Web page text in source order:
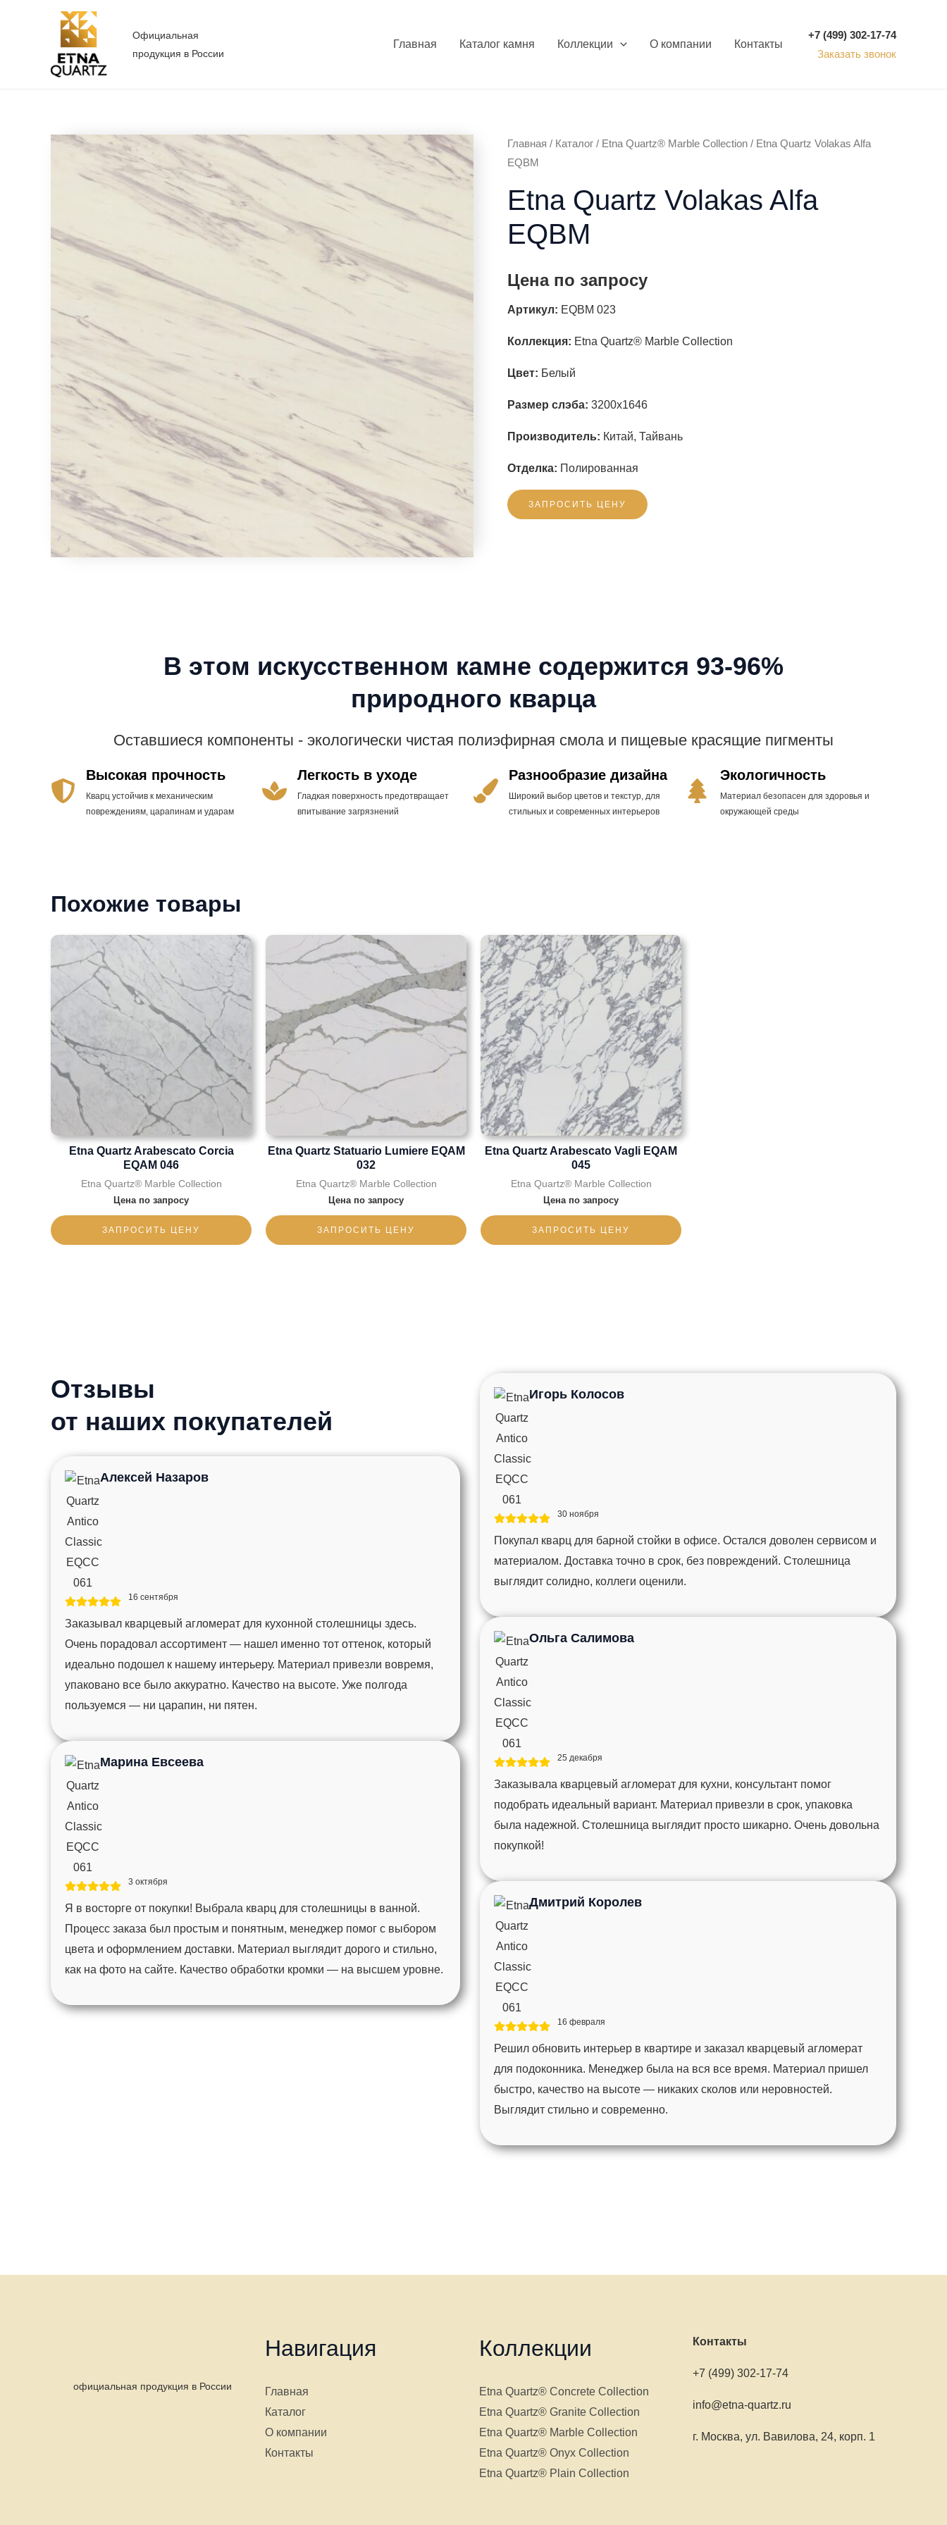
содержимому
Официальная
продукция в России
Главная Каталог камня Коллекции О компании Контакты
+7 (499) 302-17-74
Заказать звонок
Главная / Каталог / Etna Quartz® Marble Collection / Etna Quartz Volakas Alfa
EQBM
Etna Quartz Volakas Alfa
EQBM
Цена по запросу
Артикул: EQBM 023
Коллекция: Etna Quartz® Marble Collection
Цвет: Белый
Размер слэба: 3200x1646
Производитель: Китай, Тайвань
Отделка: Полированная
ЗАПРОСИТЬ ЦЕНУ
В этом искусственном камне содержится 93-96%
природного кварца
Оставшиеся компоненты - экологически чистая полиэфирная смола и пищевые красящие пигменты
Высокая прочность
Кварц устойчив к механическим
повреждениям, царапинам и ударам
Легкость в уходе
Гладкая поверхность предотвращает
впитывание загрязнений
Разнообразие дизайна
Широкий выбор цветов и текстур, для
стильных и современных интерьеров
Экологичность
Материал безопасен для здоровья и
окружающей среды
Похожие товары
Etna Quartz Arabescato Corcia
EQAM 046
Etna Quartz® Marble Collection
Цена по запросу
ЗАПРОСИТЬ ЦЕНУ
Etna Quartz Statuario Lumiere EQAM
032
Etna Quartz® Marble Collection
Цена по запросу
ЗАПРОСИТЬ ЦЕНУ
Etna Quartz Arabescato Vagli EQAM
045
Etna Quartz® Marble Collection
Цена по запросу
ЗАПРОСИТЬ ЦЕНУ
Отзывы
от наших покупателей
Алексей Назаров
16 сентября
Заказывал кварцевый агломерат для кухонной столешницы здесь.
Очень порадовал ассортимент — нашел именно тот оттенок, который
идеально подошел к нашему интерьеру. Материал привезли вовремя,
упаковано все было аккуратно. Качество на высоте. Уже полгода
пользуемся — ни царапин, ни пятен.
Марина Евсеева
3 октября
Я в восторге от покупки! Выбрала кварц для столешницы в ванной.
Процесс заказа был простым и понятным, менеджер помог с выбором
цвета и оформлением доставки. Материал выглядит дорого и стильно,
как на фото на сайте. Качество обработки кромки — на высшем уровне.
Игорь Колосов
30 ноября
Покупал кварц для барной стойки в офисе. Остался доволен сервисом и
материалом. Доставка точно в срок, без повреждений. Столешница
выглядит солидно, коллеги оценили.
Ольга Салимова
25 декабря
Заказывала кварцевый агломерат для кухни, консультант помог
подобрать идеальный вариант. Материал привезли в срок, упаковка
была надежной. Столешница выглядит просто шикарно. Очень довольна
покупкой!
Дмитрий Королев
16 февраля
Решил обновить интерьер в квартире и заказал кварцевый агломерат
для подоконника. Менеджер была на вся все время. Материал пришел
быстро, качество на высоте — никаких сколов или неровностей.
Выглядит стильно и современно.
официальная продукция в России
Навигация
Главная
Каталог
О компании
Контакты
Коллекции
Etna Quartz® Concrete Collection
Etna Quartz® Granite Collection
Etna Quartz® Marble Collection
Etna Quartz® Onyx Collection
Etna Quartz® Plain Collection
Контакты
+7 (499) 302-17-74
info@etna-quartz.ru
г. Москва, ул. Вавилова, 24, корп. 1